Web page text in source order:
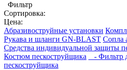
Фильтр
Сортировка:
Цена:
Абразивоструйные установки
Рукава и шланги GN-BLAST Сопла
Средства индивидуальной защиты
Костюм пескоструйщика
- Фильтр
пескоструйщика